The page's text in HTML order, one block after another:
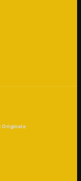
Originale